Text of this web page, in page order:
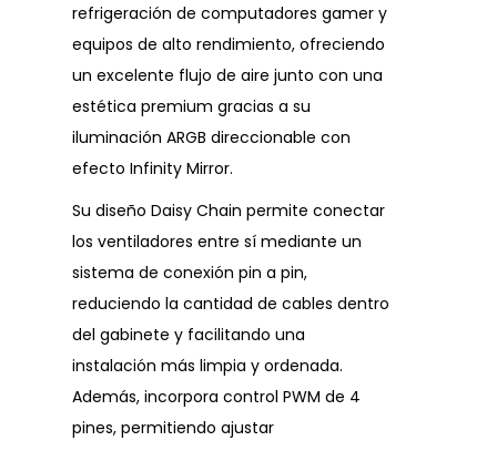
refrigeración de computadores gamer y
equipos de alto rendimiento, ofreciendo
un excelente flujo de aire junto con una
estética premium gracias a su
iluminación ARGB direccionable con
efecto Infinity Mirror.
Su diseño Daisy Chain permite conectar
los ventiladores entre sí mediante un
sistema de conexión pin a pin,
reduciendo la cantidad de cables dentro
del gabinete y facilitando una
instalación más limpia y ordenada.
Además, incorpora control PWM de 4
pines, permitiendo ajustar